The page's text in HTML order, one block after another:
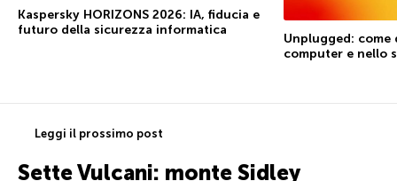
Kaspersky HORIZONS 2026: IA, fiducia e
futuro della sicurezza informatica
Unplugged: come
computer e nello
Leggi il prossimo post
Sette Vulcani: monte Sidley